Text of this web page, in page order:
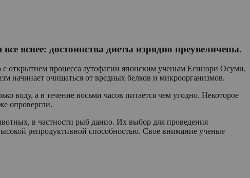
яснее: достоинства диеты изрядно преувеличены.
открытием процесса аутофагии японским ученым Есинори Осуми,
начинает очищаться от вредных белков и микроорганизмов.
воду, а в течение восьми часов питается чем угодно. Некоторое
опровергли.
в частности рыб данио. Их выбор для проведения
репродуктивной способностью. Свое внимание ученые